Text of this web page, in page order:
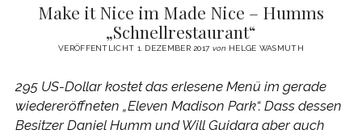
Make it Nice im Made Nice – Humms
„Schnellrestaurant“
VERÖFFENTLICHT 1. DEZEMBER 2017 von HELGE WASMUTH
295 US-Dollar kostet das erlesene Menü im gerade
wiedereröffneten „Eleven Madison Park“. Dass dessen
Besitzer Daniel Humm und Will Guidara aber auch